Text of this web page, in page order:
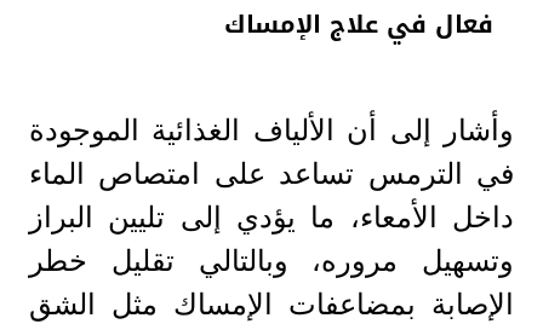
فعال في علاج الإمساك
وأشار إلى أن الألياف الغذائية الموجودة
في الترمس تساعد على امتصاص الماء
داخل الأمعاء، ما يؤدي إلى تليين البراز
وتسهيل مروره، وبالتالي تقليل خطر
الإصابة بمضاعفات الإمساك مثل الشق